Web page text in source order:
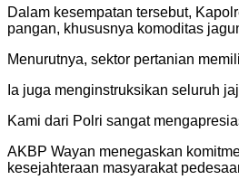
Dalam kesempatan tersebut,
pangan, khususnya komoditas
Menurutnya, sektor pertanian
Ia juga menginstruksikan seluruh
Kami dari Polri sangat
AKBP Wayan menegaskan
kesejahteraan masyarakat